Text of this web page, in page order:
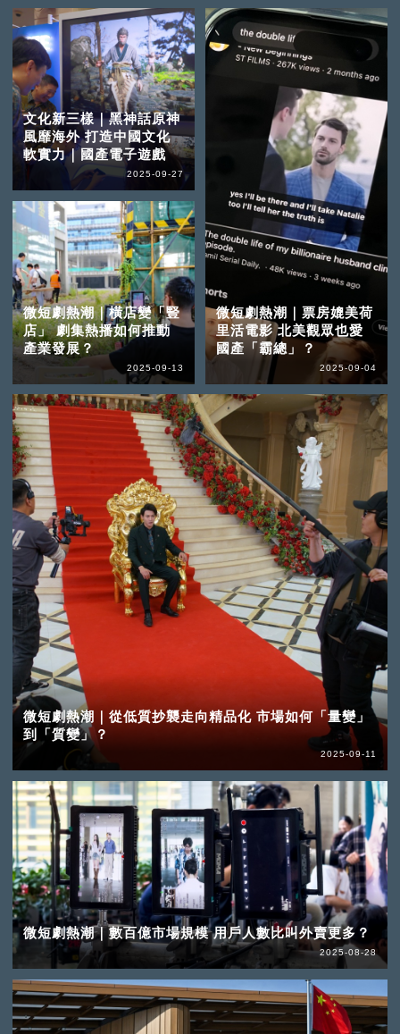
文化新三樣｜黑神話原神
風靡海外 打造中國文化
軟實力｜國產電子遊戲
2025-09-27
微短劇熱潮｜橫店變「豎
店」 劇集熱播如何推動
產業發展？
2025-09-13
微短劇熱潮｜從低質抄襲走向精品化 市場如何「量變」
到「質變」？
2025-09-11
微短劇熱潮｜票房媲美荷
里活電影 北美觀眾也愛
國產「霸總」？
2025-09-04
微短劇熱潮｜數百億市場規模 用戶人數比叫外賣更多？
2025-08-28